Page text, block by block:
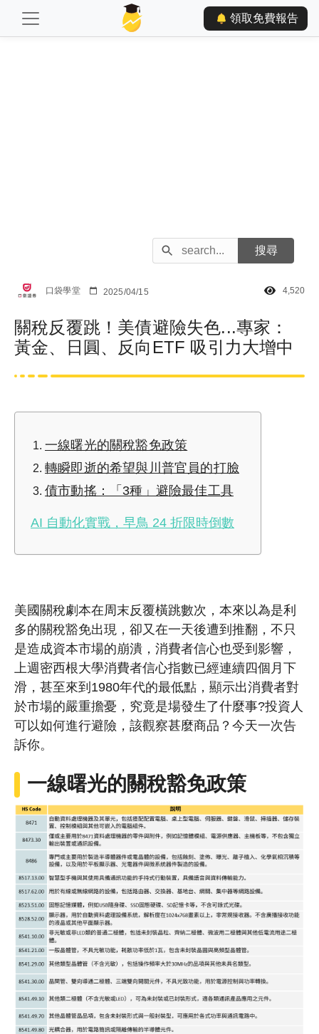
領取免費報告
口袋學堂 2025/04/15 4,520
關稅反覆跳！美債避險失色...專家：
黃金、日圓、反向ETF 吸引力大增中
一線曙光的關稅豁免政策
轉瞬即逝的希望與川普官員的打臉
債市動搖：「3種」避險最佳工具
AI 自動化實戰，早鳥 24 折限時倒數
美國關稅劇本在周末反覆橫跳數次，本來以為是利
多的關稅豁免出現，卻又在一天後遭到推翻，不只
是造成資本市場的崩潰，消費者信心也受到影響，
上週密西根大學消費者信心指數已經連續四個月下
滑，甚至來到1980年代的最低點，顯示出消費者對
於市場的嚴重擔憂，究竟是場發生了什麼事?投資人
可以如何進行避險，該觀察甚麼商品？今天一次告
訴你。
一線曙光的關稅豁免政策